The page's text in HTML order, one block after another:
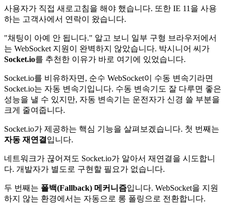
사용자가 직접 새로고침을 해야 했습니다. 또한 IE 11을 사용
하는 고객사에서 연락이 왔습니다.
"채팅이 아예 안 됩니다." 알고 보니 일부 구형 브라우저에서
는 WebSocket 지원이 완벽하지 않았습니다. 박시니어 씨가
Socket.io를 추천한 이유가 바로 여기에 있었습니다.
Socket.io를 비유하자면, 순수 WebSocket이 수동 변속기라면
Socket.io는 자동 변속기입니다. 수동 변속기도 잘 다루면 좋은
성능을 낼 수 있지만, 자동 변속기는 운전자가 신경 쓸 부분을
크게 줄여줍니다.
Socket.io가 제공하는 핵심 기능을 살펴보겠습니다. 첫 번째는
자동 재연결 입니다.
네트워크가 끊어져도 Socket.io가 알아서 재연결을 시도합니
다. 개발자가 별도로 구현할 필요가 없습니다.
두 번째는 폴백(Fallback) 메커니즘입니다. WebSocket을 지원
하지 않는 환경에서는 자동으로 롱 폴링으로 전환합니다.